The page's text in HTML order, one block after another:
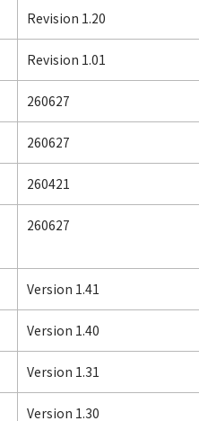
Revision 1.20
Revision 1.01
260627
260627
260421
260627
Version 1.41
Version 1.40
Version 1.31
Version 1.30